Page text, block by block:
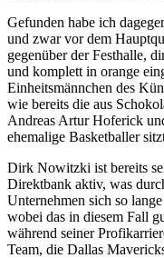
Gefunden habe ich
und zwar vor dem
gegenüber der Festhalle,
und komplett in orange
Einheitsmännchen des
wie bereits die aus
Andreas Artur Hoferick
ehemalige Basketballer
Dirk Nowitzki ist bereits
Direktbank aktiv, was
Unternehmen sich so
wobei das in diesem Fall
während seiner
Team, die Dallas